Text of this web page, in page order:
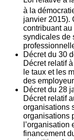
à la
janvier 2015).
contribuant
syndicales de
Décret du 30
Décret relatif
le taux et les
des
Décret du 28
Décret relatif
organisations
organisations
financement